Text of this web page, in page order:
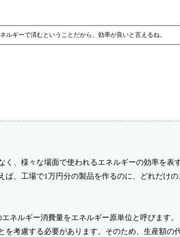
ギーで済むということだから、効率が良いと言えるね。
く、様々な場面で使われるエネルギーの効率を表
、工場で1万円分の製品を作るのに、どれだけ
ネルギー消費量をエネルギー原単位と呼びます
考慮する必要があります。そのため、生産額の